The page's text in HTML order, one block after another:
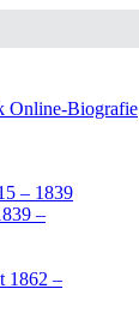
– 1839
–
1862 –